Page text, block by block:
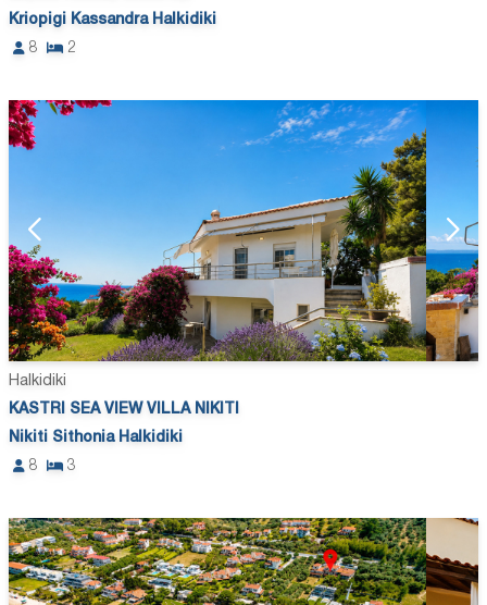
Kriopigi Kassandra Halkidiki
8
2
Halkidiki
KASTRI SEA VIEW VILLA NIKITI
Nikiti Sithonia Halkidiki
8
3